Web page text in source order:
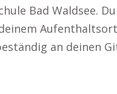
Bad Waldsee.
an deinen